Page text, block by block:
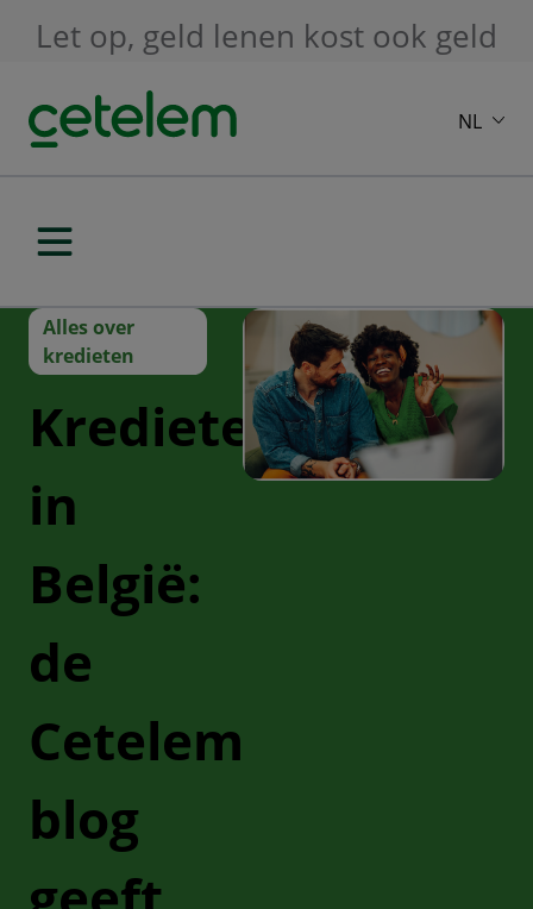
Let op, geld lenen kost ook geld
NL
Alles over
kredieten
Kredieten
in
België:
de
Cetelem
blog